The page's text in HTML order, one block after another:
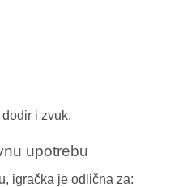
i zvuk.
upotrebu
igračka je odlična za: